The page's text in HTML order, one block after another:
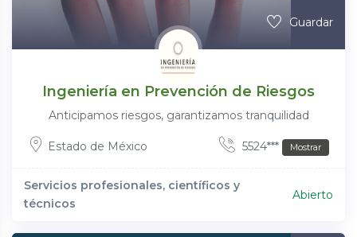
Guardar
Ingeniería en Prevención de Riesgos
Anticipamos riesgos, garantizamos tranquilidad
Estado de México 5524*** Mostrar
Servicios profesionales, científicos y
técnicos
Abierto